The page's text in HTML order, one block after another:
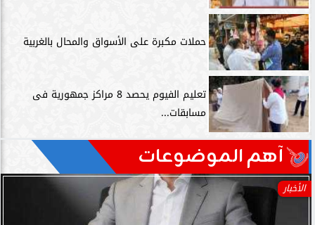
حملات مكبرة على الأسواق والمحال بالغربية
تعليم الفيوم يحصد 8 مراكز جمهورية فى
مسابقات...
آهم الموضوعات
الأخبار